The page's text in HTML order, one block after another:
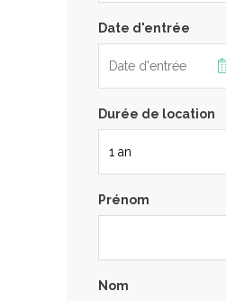
Date d'entrée
Durée de location
Prénom
Nom